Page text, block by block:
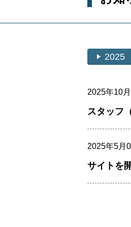
play_arrow 2025
2025年10
スタッフ
2025年5月
サイトを